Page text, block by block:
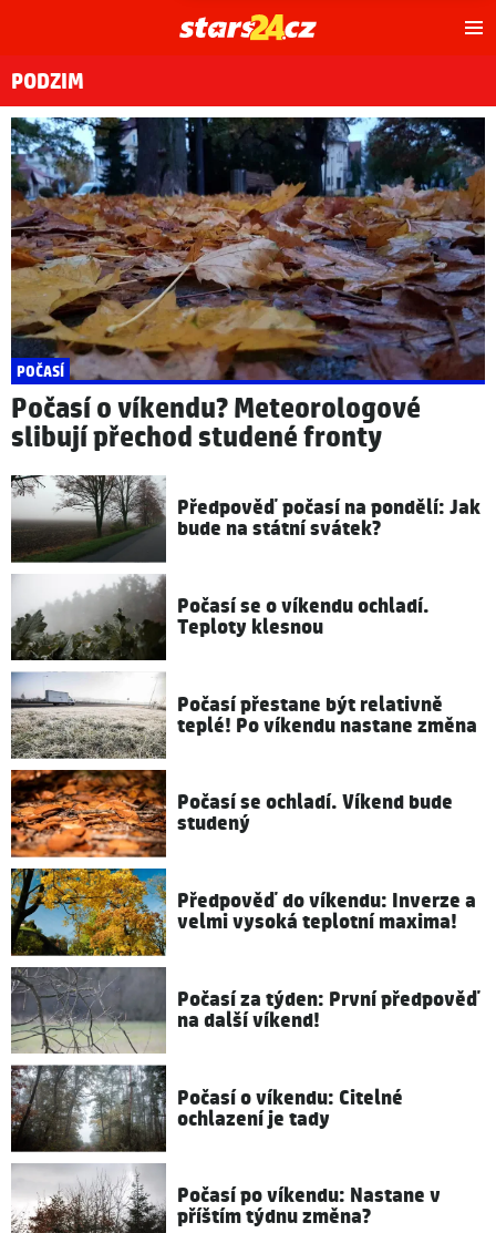
PODZIM
POČASÍ
Počasí o víkendu? Meteorologové
slibují přechod studené fronty
Předpověď počasí na pondělí: Jak
bude na státní svátek?
Počasí se o víkendu ochladí.
Teploty klesnou
Počasí přestane být relativně
teplé! Po víkendu nastane změna
Počasí se ochladí. Víkend bude
studený
Předpověď do víkendu: Inverze a
velmi vysoká teplotní maxima!
Počasí za týden: První předpověď
na další víkend!
Počasí o víkendu: Citelné
ochlazení je tady
Počasí po víkendu: Nastane v
příštím týdnu změna?